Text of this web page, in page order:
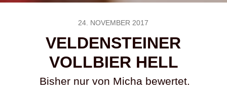
24. NOVEMBER 2017
VELDENSTEINER
VOLLBIER HELL
Bisher nur von Micha bewertet.